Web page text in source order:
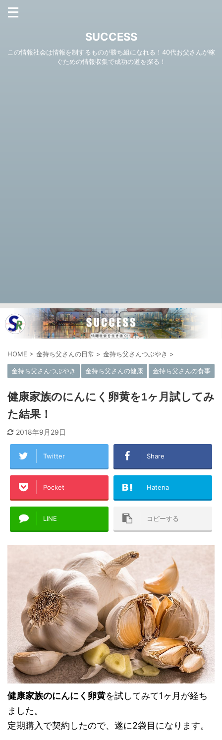
SUCCESS
この情報社会は情報を制するものが勝ち組になれる！40代お父さんが稼
ぐための情報収集で成功の道を探る！
HOME > 金持ち父さんの日常 > 金持ち父さんつぶやき >
金持ち父さんつぶやき 金持ち父さんの健康 金持ち父さんの食事
健康家族のにんにく卵黄を1ヶ月試してみ
た結果！
2018年9月29日
Twitter Share
Pocket Hatena
LINE コピーする
健康家族のにんにく卵黄を試してみて1ヶ月が経ち
ました。
定期購入で契約したので、遂に2袋目になります。